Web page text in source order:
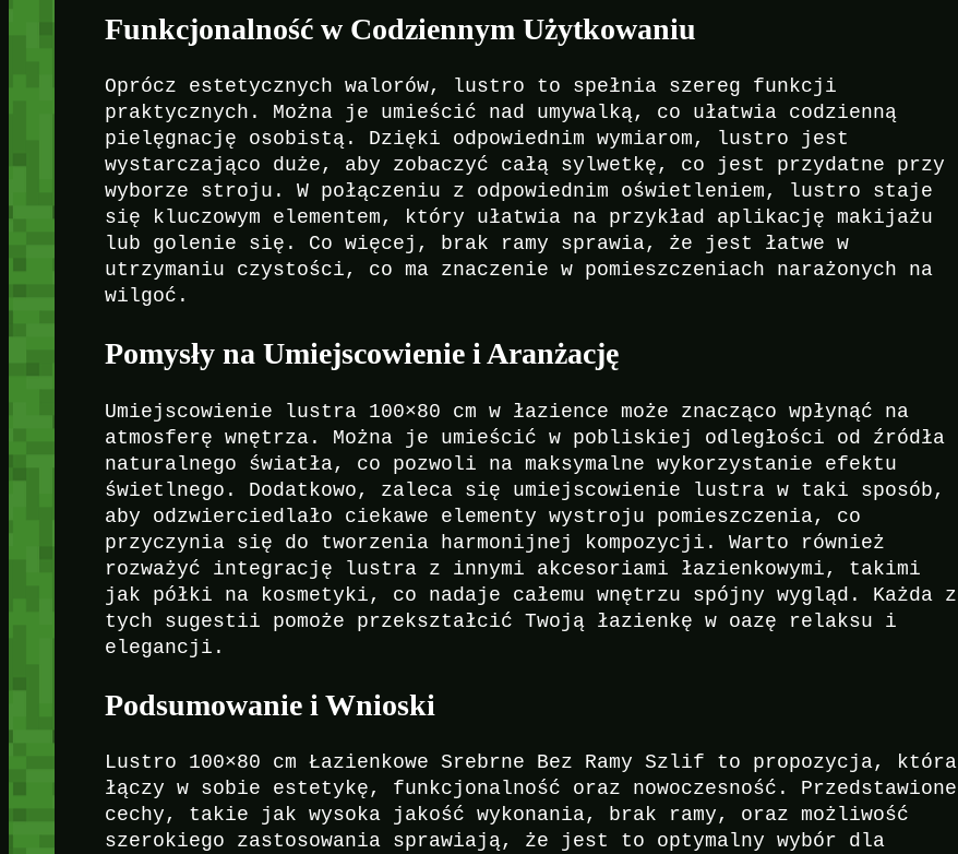
Funkcjonalność w Codziennym Użytkowaniu
Oprócz estetycznych walorów, lustro to spełnia szereg funkcji
praktycznych. Można je umieścić nad umywalką, co ułatwia codzienną
pielęgnację osobistą. Dzięki odpowiednim wymiarom, lustro jest
wystarczająco duże, aby zobaczyć całą sylwetkę, co jest przydatne przy
wyborze stroju. W połączeniu z odpowiednim oświetleniem, lustro staje
się kluczowym elementem, który ułatwia na przykład aplikację makijażu
lub golenie się. Co więcej, brak ramy sprawia, że jest łatwe w
utrzymaniu czystości, co ma znaczenie w pomieszczeniach narażonych na
wilgoć.
Pomysły na Umiejscowienie i Aranżację
Umiejscowienie lustra 100×80 cm w łazience może znacząco wpłynąć na
atmosferę wnętrza. Można je umieścić w pobliskiej odległości od źródła
naturalnego światła, co pozwoli na maksymalne wykorzystanie efektu
świetlnego. Dodatkowo, zaleca się umiejscowienie lustra w taki sposób,
aby odzwierciedlało ciekawe elementy wystroju pomieszczenia, co
przyczynia się do tworzenia harmonijnej kompozycji. Warto również
rozważyć integrację lustra z innymi akcesoriami łazienkowymi, takimi
jak półki na kosmetyki, co nadaje całemu wnętrzu spójny wygląd. Każda z
tych sugestii pomoże przekształcić Twoją łazienkę w oazę relaksu i
elegancji.
Podsumowanie i Wnioski
Lustro 100×80 cm Łazienkowe Srebrne Bez Ramy Szlif to propozycja, która
łączy w sobie estetykę, funkcjonalność oraz nowoczesność. Przedstawione
cechy, takie jak wysoka jakość wykonania, brak ramy, oraz możliwość
szerokiego zastosowania sprawiają, że jest to optymalny wybór dla